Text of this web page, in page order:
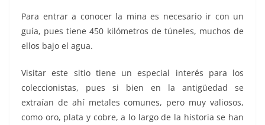
Para entrar a conocer la mina es necesario ir con un
guía, pues tiene 450 kilómetros de túneles, muchos de
ellos bajo el agua.
Visitar este sitio tiene un especial interés para los
coleccionistas, pues si bien en la antigüedad se
extraían de ahí metales comunes, pero muy valiosos,
como oro, plata y cobre, a lo largo de la historia se han